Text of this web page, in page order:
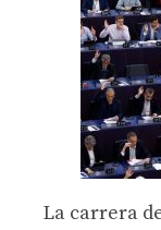
La carrera